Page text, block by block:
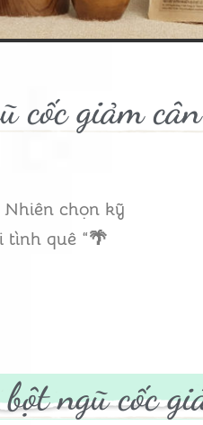
cốc giảm cân
chọn kỹ
tình quê “🌴
ngũ cốc